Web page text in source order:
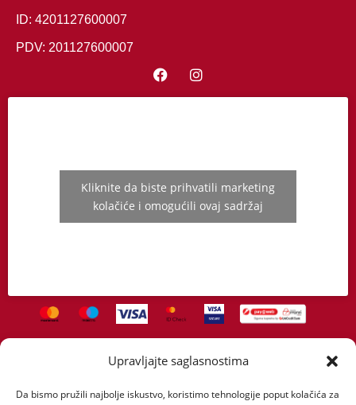
Upravljajte saglasnostima
Da bismo pružili najbolje iskustvo, koristimo tehnologije poput kolačića za
Kliknite da biste prihvatili marketing
kolačiće i omogućili ovaj sadržaj
ID: 4201127600007
PDV: 201127600007
O nama Proizvodi Servis
Politika privatnosti Novosti Kontakt